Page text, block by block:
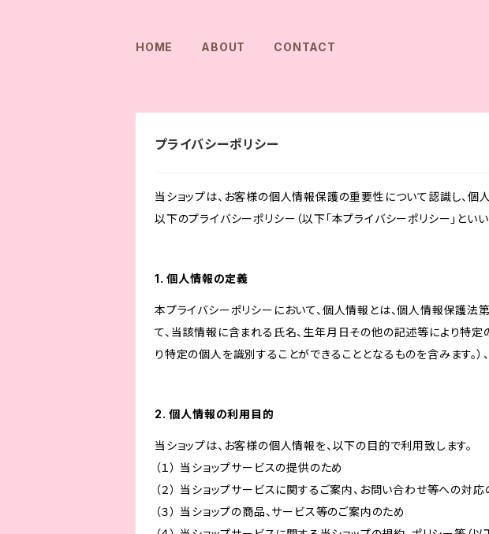
HOME ABOUT CONTACT
プライバシーポリシー
当ショップは、お客様の個人情報保護の重要性について認識し、個
以下のプライバシーポリシー（以下「本プライバシーポリシー」とい
1. 個人情報の定義
本プライバシーポリシーにおいて、個人情報とは、個人情報保護
て、当該情報に含まれる氏名、生年月日その他の記述等により特定
り特定の個人を識別することができることとなるものを含みます。
2. 個人情報の利用目的
当ショップは、お客様の個人情報を、以下の目的で利用致します。
（１） 当ショップサービスの提供のため
（２） 当ショップサービスに関するご案内、お問い合わせ等への対応
（３） 当ショップの商品、サービス等のご案内のため